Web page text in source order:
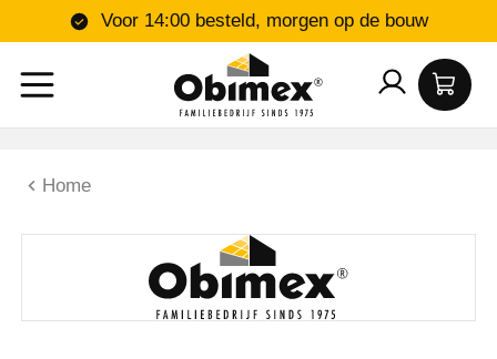
Voor 14:00 besteld, morgen op de bouw
Home